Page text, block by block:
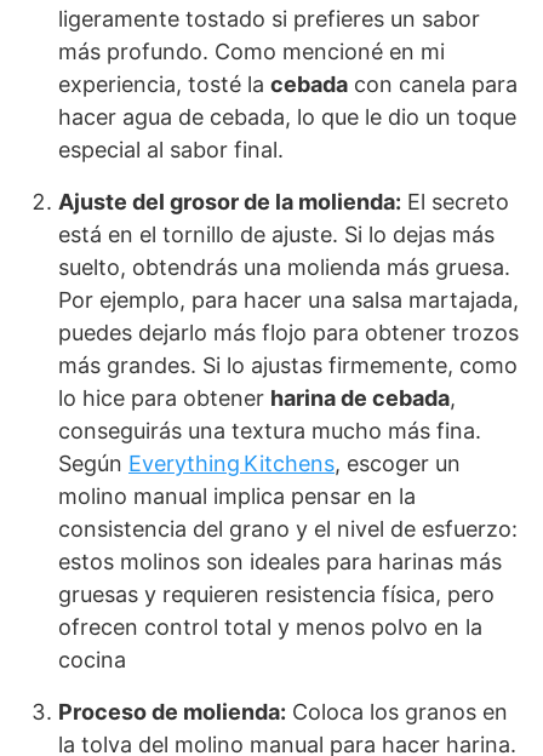
ligeramente tostado si prefieres un sabor
más profundo. Como mencioné en mi
experiencia, tosté la cebada con canela para
hacer agua de cebada, lo que le dio un toque
especial al sabor final.
Ajuste del grosor de la molienda: El secreto
está en el tornillo de ajuste. Si lo dejas más
suelto, obtendrás una molienda más gruesa.
Por ejemplo, para hacer una salsa martajada,
puedes dejarlo más flojo para obtener trozos
más grandes. Si lo ajustas firmemente, como
lo hice para obtener harina de cebada,
conseguirás una textura mucho más fina.
Según Everything Kitchens, escoger un
molino manual implica pensar en la
consistencia del grano y el nivel de esfuerzo:
estos molinos son ideales para harinas más
gruesas y requieren resistencia física, pero
ofrecen control total y menos polvo en la
cocina
Proceso de molienda: Coloca los granos en
la tolva del molino manual para hacer harina.